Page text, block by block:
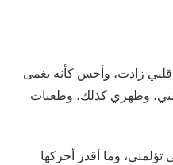
زادت، وأحس كأنه يغمى
وظهري كذلك، وطعنات
رجلي تؤلمني، وما أقدر أحركها